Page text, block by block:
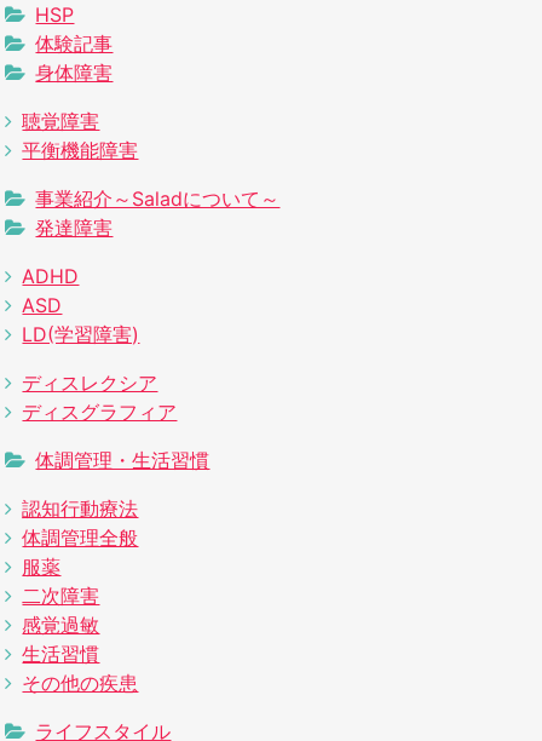
HSP
体験記事
身体障害
聴覚障害
平衡機能障害
事業紹介～Saladについて～
発達障害
ADHD
ASD
LD(学習障害)
ディスレクシア
ディスグラフィア
体調管理・生活習慣
認知行動療法
体調管理全般
服薬
二次障害
感覚過敏
生活習慣
その他の疾患
ライフスタイル